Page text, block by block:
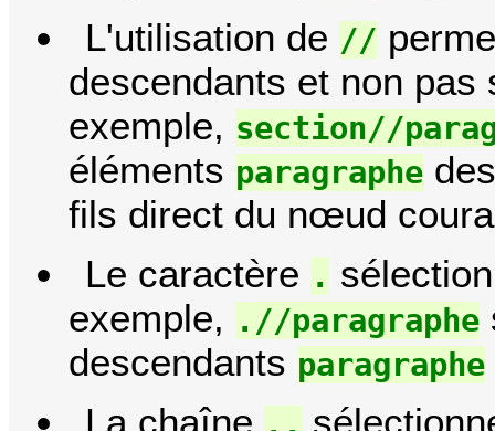
L'utilisation de //
descendants et non
exemple, section//
éléments paragraphe
fils direct du nœud
Le caractère .
exemple, .//paragraphe
descendants paragraphe
La chaîne